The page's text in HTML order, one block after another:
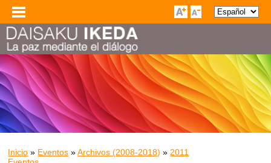
Inicio » Eventos »Archivos (2008-2018) » 2011